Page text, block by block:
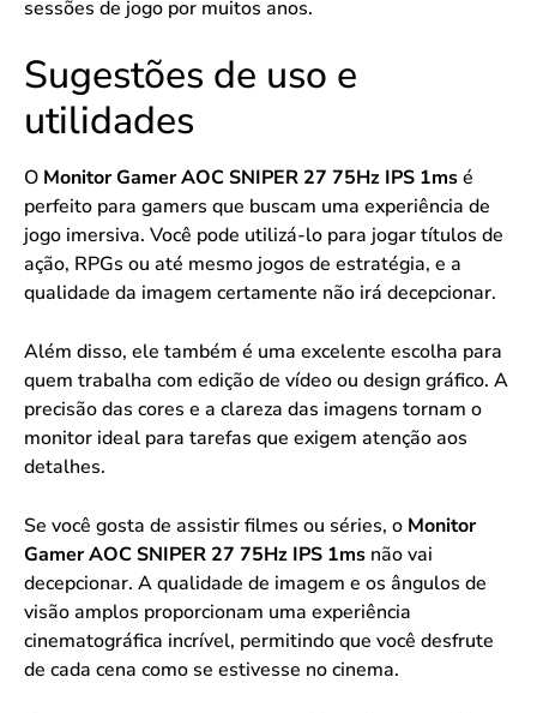
sessões de jogo por muitos anos.
Sugestões de uso e
utilidades
O Monitor Gamer AOC SNIPER 27 75Hz IPS 1msé
perfeito para gamers que buscam uma experiência de
jogo imersiva. Você pode utilizá-lo para jogar títulos de
ação, RPGs ou até mesmo jogos de estratégia, e a
qualidade da imagem certamente não irá decepcionar.
Além disso, ele também é uma excelente escolha para
quem trabalha com edição de vídeo ou design gráfico. A
precisão das cores e a clareza das imagens tornam o
monitor ideal para tarefas que exigem atenção aos
detalhes.
Se você gosta de assistir filmes ou séries, o Monitor
Gamer AOC SNIPER 27 75Hz IPS 1ms não vai
decepcionar. A qualidade de imagem e os ângulos de
visão amplos proporcionam uma experiência
cinematográfica incrível, permitindo que você desfrute
de cada cena como se estivesse no cinema.